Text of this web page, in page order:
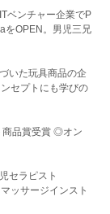
ベンチャー企業でP
をOPEN。男児三兄
いた玩具商品の企
セプトにも学びの
品賞受賞 ◎オン
セラピスト
ッサージインスト